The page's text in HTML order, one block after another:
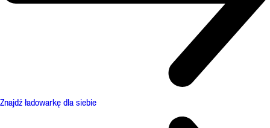
Znajdź ładowarkę dla siebie